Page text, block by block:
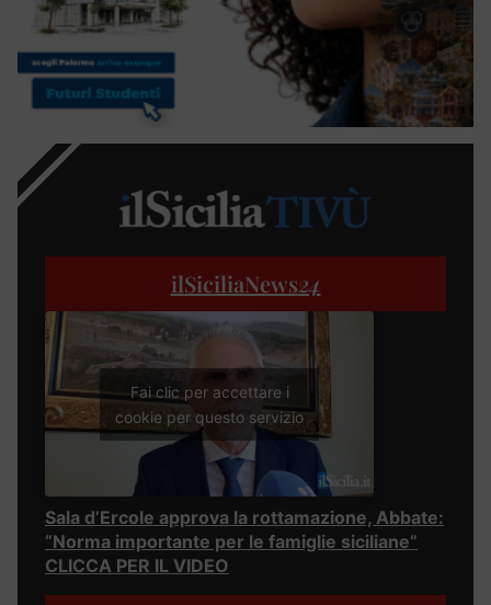
ilSiciliaNews24
Fai clic per accettare i
cookie per questo servizio
Sala d’Ercole approva la rottamazione, Abbate:
“Norma importante per le famiglie siciliane”
CLICCA PER IL VIDEO